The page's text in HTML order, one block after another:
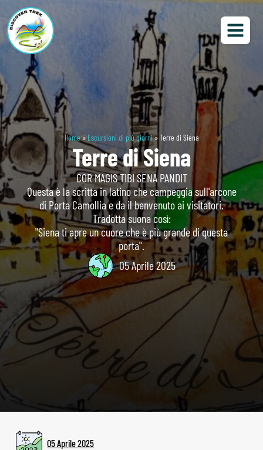
Home»Escursioni di più giorni»Terre di Siena
Terre di Siena
COR MAGIS TIBI SENA PANDIT
Questa è la scritta in latino che campeggia sull'arcone
di Porta Camollia e da il benvenuto ai visitatori.
Tradotta suona così:
"Siena ti apre un cuore che è più grande di questa
porta".
05 Aprile 2025
05 Aprile 2025